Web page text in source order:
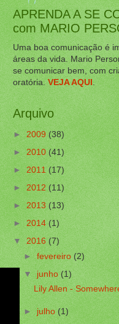
APRENDA A SE
com MARIO
Uma boa comunicação é
áreas da vida. Mario
se comunicar bem, com
oratória.VEJA AQUI.
Arquivo
►2009(38)
►2010(41)
► 2011(17)
► 2012(11)
►2013 (13)
►2014(1)
▼2016(7)
►fevereiro(2)
▼junho(1)
Lily Allen -
►julho(1)